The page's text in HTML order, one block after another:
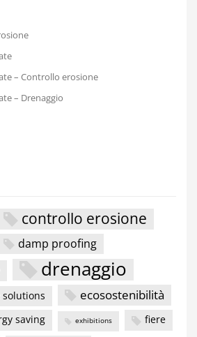
– Controllo erosione
– Drenaggio
controllo erosione
damp proofing
drenaggio
ecosostenibilità
saving exhibitions fiere